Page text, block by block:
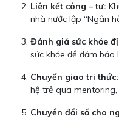
Liên kết công – tư:
nhà nước lập “Ngân
Đánh giá sức khỏe
sức khỏe để đảm
Chuyển giao tri thức:
hệ trẻ qua
Chuyển đổi số cho